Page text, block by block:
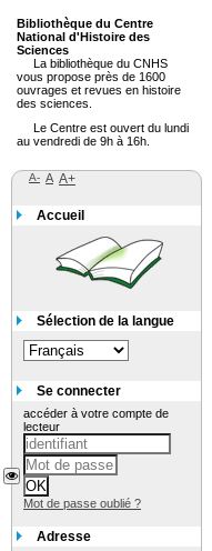
Bibliothèque du Centre
National d'Histoire des
Sciences
La bibliothèque du CNHS
vous propose près de 1600
ouvrages et revues en histoire
des sciences.
Le Centre est ouvert du lundi
au vendredi de 9h à 16h.
A- A A+
Accueil
Sélection de la langue
Se connecter
accéder à votre compte de
lecteur
Mot de passe oublié ?
Adresse